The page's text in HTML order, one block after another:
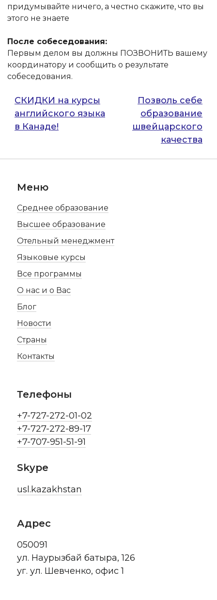
придумывайте ничего, а честно скажите, что вы
этого не знаете
После собеседования:
Первым делом вы должны ПОЗВОНИТЬ вашему
координатору и сообщить о результате
собеседования.
Навигация
по
СКИДКИ на курсы
английского языка
в Канаде!
Позволь себе
образование
швейцарского
качества
Адрес
050091
ул. Наурызбай батыра, 126
уг. ул. Шевченко, офис 1
Телефоны
+7-727-272-01-02
+7-727-272-89-17
+7-707-951-51-91
Skype
usl.kazakhstan
Меню
Среднее образование
Высшее образование
Отельный менеджмент
Языковые курсы
Все программы
О нас и о Вас
Блог
Новости
Страны
Контакты